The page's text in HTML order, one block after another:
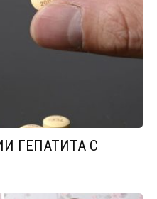
ГЕПАТИТА С